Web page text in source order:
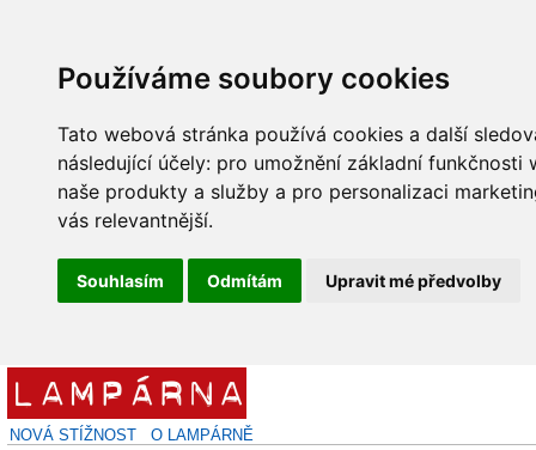
Používáme soubory cookies
Tato webová stránka používá cookies a další
následující účely: pro umožnění základní funkčnosti
naše produkty a služby a pro personalizaci
vás relevantnější.
Souhlasím Odmítám Upravit mé předvolby
NOVÁ STÍŽNOST O LAMPÁRNĚ